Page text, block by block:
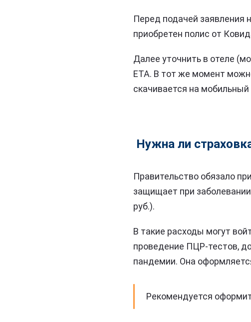
Перед подачей заявления
приобретен полис от
Далее уточнить в отеле
ETA. В тот же момент
скачивается на мобильный
Нужна ли
Правительство обязало
защищает при
руб.).
В такие расходы могут
проведение ПЦР-тестов,
пандемии. Она
Рекомендуется